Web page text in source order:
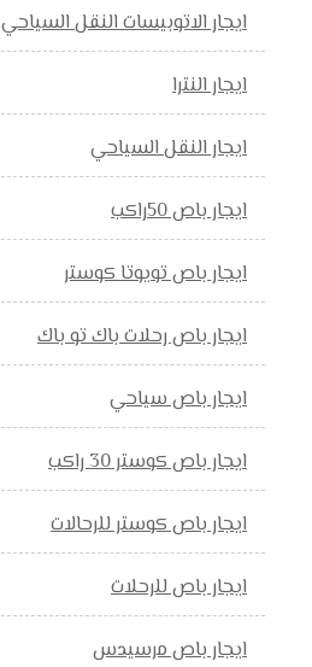
ايجار الاتوبيسات النقل السياحي
ايجار النترا
ايجار النقل السياحي
ايجار باص 50راكب
ايجار باص تويوتا كوستر
ايجار باص رحلات باك تو باك
ايجار باص سياحي
ايجار باص كوستر 30 راكب
ايجار باص كوستر للرحالات
ايجار باص للرحلات
ايجار باص مرسيدس